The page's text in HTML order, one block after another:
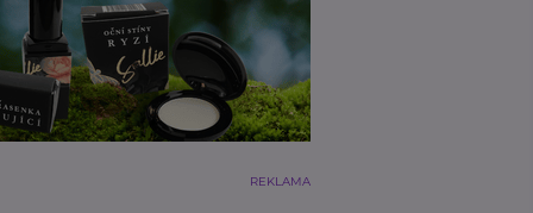
REKLAMA